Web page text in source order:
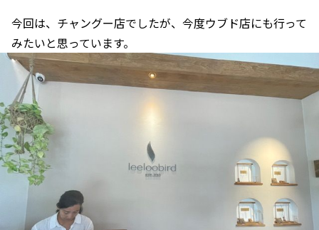
今回は、チャングー店でしたが、今度ウブド店にも行って
みたいと思っています。